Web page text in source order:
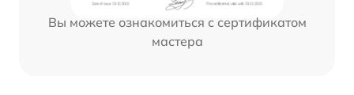
Вы можете ознакомиться с сертификатом
мастера